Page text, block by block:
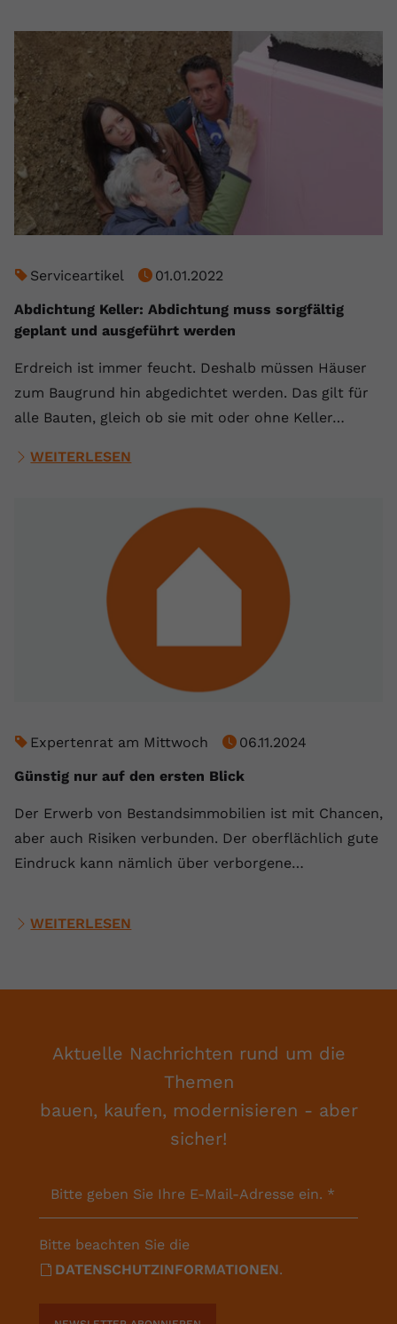
Serviceartikel
01.01.2022
Abdichtung Keller: Abdichtung muss sorgfältig
geplant und ausgeführt werden
Erdreich ist immer feucht. Deshalb müssen Häuser
zum Baugrund hin abgedichtet werden. Das gilt für
alle Bauten, gleich ob sie mit oder ohne Keller…
WEITERLESEN
Expertenrat am Mittwoch
06.11.2024
Günstig nur auf den ersten Blick
Der Erwerb von Bestandsimmobilien ist mit Chancen,
aber auch Risiken verbunden. Der oberflächlich gute
Eindruck kann nämlich über verborgene…
WEITERLESEN
Aktuelle Nachrichten rund um die
Themen
bauen, kaufen, modernisieren - aber
sicher!
Bitte geben Sie Ihre E-Mail-Adresse ein. *
Bitte beachten Sie die
DATENSCHUTZINFORMATIONEN.